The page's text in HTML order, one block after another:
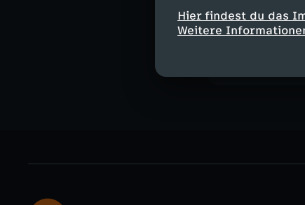
Hier findest du das
Weitere
Das
Jede Woche